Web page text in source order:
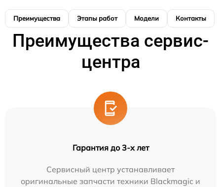
Преимущества Этапы работ Модели Контакты
Преимущества сервис-
центра
Гарантия до 3-х лет
Сервисный центр устанавливает
оригинальные запчасти техники Blackmagic и